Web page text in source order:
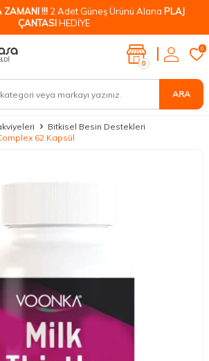
ZAMANI !!! 2 Adet Güneş Ürünü Alana PLAJ
ÇANTASIHEDİYE
ARA
0
0
Bitkisel Besin Destekleri
62 Kapsül